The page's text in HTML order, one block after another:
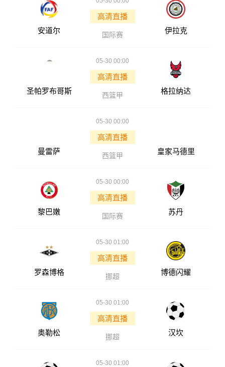
安道尔
高清直播
国际赛
伊拉克
圣帕罗布哥斯
05-30 00:00
高清直播
西篮甲
格拉纳达
曼雷萨
05-30 00:00
高清直播
西篮甲
皇家马德里
黎巴嫩
05-30 00:00
高清直播
国际赛
苏丹
罗森博格
05-30 01:00
高清直播
挪超
博德闪耀
奥勒松
05-30 01:00
高清直播
挪超
汉坎
05-30 01:00